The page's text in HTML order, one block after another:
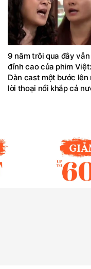
9 năm trôi qua đây vẫn
đỉnh cao của phim Việt:
Dàn cast một bước lên
lời thoại nổi khắp cả